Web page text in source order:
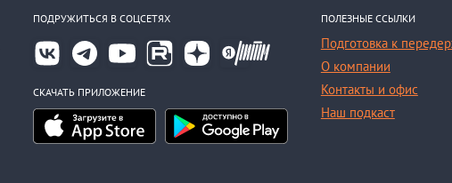
ПОДРУЖИТЬСЯ В СОЦСЕТЯХ
СКАЧАТЬ ПРИЛОЖЕНИЕ
ПОЛЕЗНЫЕ ССЫЛКИ
Подготовка к
О компании
Контакты и офис
Наш подкаст